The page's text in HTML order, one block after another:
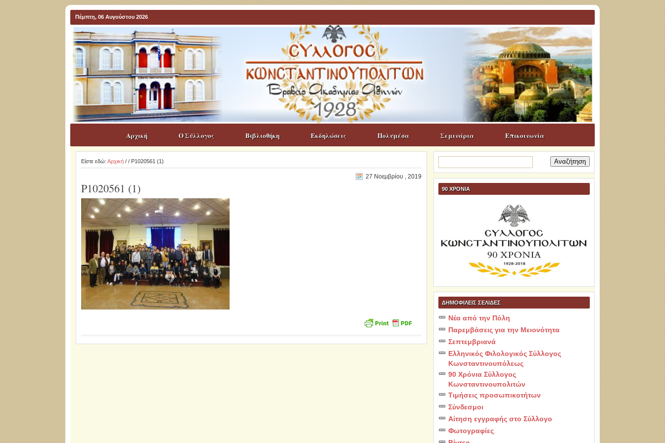
Πέμπτη, 06 Αυγούστου 2026
Αρχική Ο Σύλλογος Βιβλιοθήκη Εκδηλώσεις Πολυμέσα Σεμινάρια Επικοινωνία
Είστε εδώ: Αρχική/ / P1020561 (1)
27 Νοεμβρίου , 2019
P1020561 (1)
για:
90 ΧΡΟΝΙΑ
ΔΗΜΟΦΙΛΕΙΣ ΣΕΛΙΔΕΣ
Νέα από την Πόλη
Παρεμβάσεις για την Μειονότητα
Σεπτεμβριανά
Ελληνικός Φιλολογικός Σύλλογος
Κωνσταντινουπόλεως
90 Χρόνια Σύλλογος
Κωνσταντινουπολιτών
Τιμήσεις προσωπικοτήτων
Σύνδεσμοι
Αίτηση εγγραφής στο Σύλλογο
Φωτογραφίες